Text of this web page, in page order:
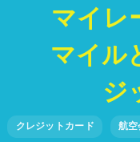
マイレ
マイル
ジ
クレジットカード 航空